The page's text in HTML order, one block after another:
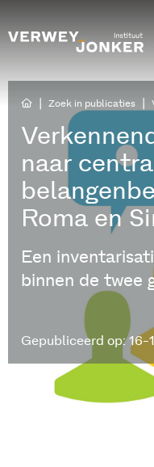
Zoek in publicaties
naar
Roma en
Een
binnen de twee
Gepubliceerd op: 16-